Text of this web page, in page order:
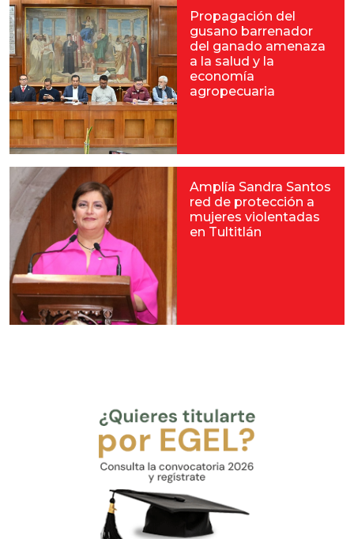
Propagación del
gusano barrenador
del ganado amenaza
a la salud y la
economía
agropecuaria
Amplía Sandra Santos
red de protección a
mujeres violentadas
en Tultitlán